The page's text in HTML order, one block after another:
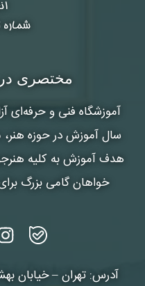
شماره
مختصری
آموزشگاه فنی و حرفه‌ای
سال آموزش در حوزه هنر،
هدف آموزش به کلیه
خواهان گامی بزرگ
آدرس: تهران – خیابان